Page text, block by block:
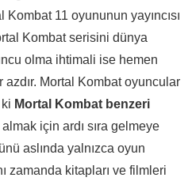
Kombat 11 oyununun yayıncısı
Kombat serisini dünya
olma ihtimali ise hemen
Mortal Kombat oyuncular
Mortal Kombat benzeri
için ardı sıra gelmeye
aslında yalnızca oyun
zamanda kitapları ve filmleri